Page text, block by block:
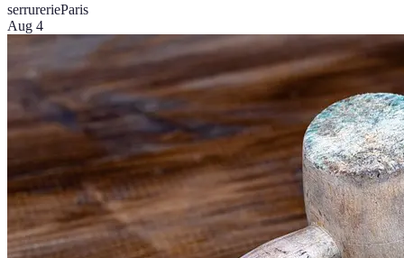
serrurerieParis
Aug 4